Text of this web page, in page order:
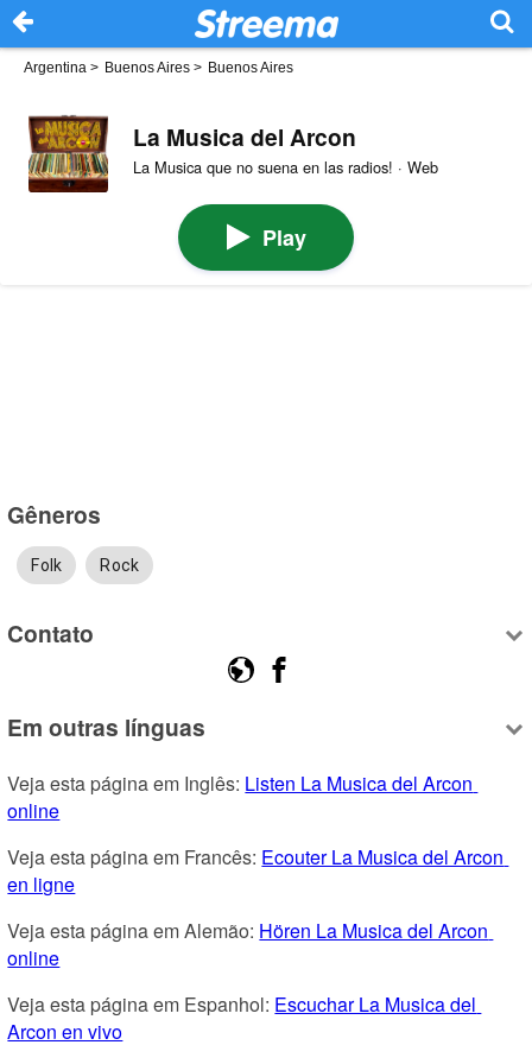
Argentina > Buenos Aires > Buenos Aires
La Musica del Arcon
La Musica que no suena en las radios! · Web
Play
Gêneros
Folk Rock
Contato
Em outras línguas
Veja esta página em Inglês: Listen La Musica del Arcon
online
Veja esta página em Francês: Ecouter La Musica del Arcon
en ligne
Veja esta página em Alemão: Hören La Musica del Arcon
online
Veja esta página em Espanhol: Escuchar La Musica del
Arcon en vivo